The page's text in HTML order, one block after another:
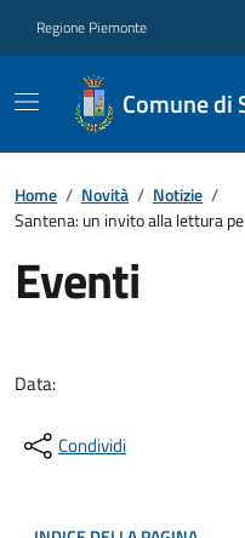
Regione Piemonte
Comune di
Home / Novità / Notizie /
Santena: un invito alla lettura
Eventi
Data:
Condividi